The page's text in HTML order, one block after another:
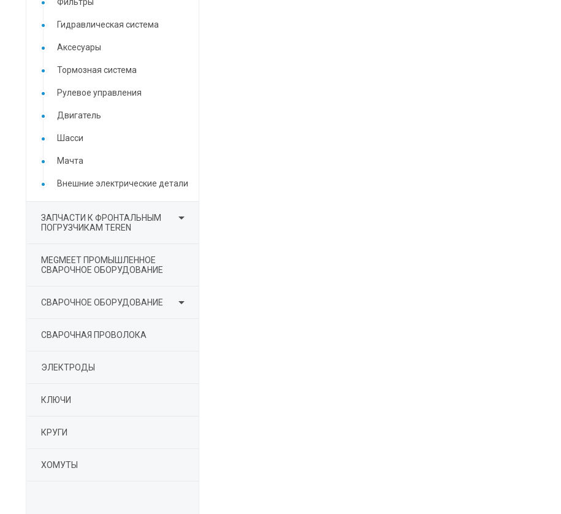
Гидравлическая система
Аксесуары
Тормозная система
Рулевое управления
Двигатель
Шасси
Мачта
Внешние электрические детали
ЗАПЧАСТИ К ФРОНТАЛЬНЫМ
ПОГРУЗЧИКАМ TEREN

MEGMEET ПРОМЫШЛЕННОЕ
СВАРОЧНОЕ ОБОРУДОВАНИЕ
СВАРОЧНОЕ ОБОРУДОВАНИЕ 
СВАРОЧНАЯ ПРОВОЛОКА
ЭЛЕКТРОДЫ
КЛЮЧИ
КРУГИ
ХОМУТЫ